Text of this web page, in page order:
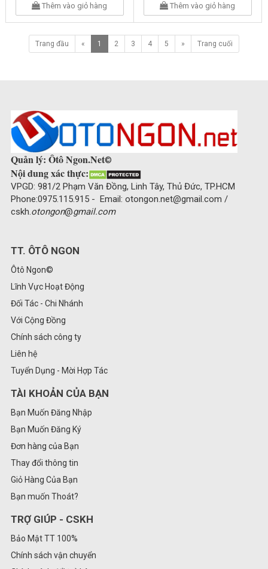
Thêm vào giỏ hàng Thêm vào giỏ hàng
Trang đầu « 1 2 3 4 5 » Trang cuối
Quản lý: Ôtô Ngon.Net©
Nội dung xác thực:
VPGD: 981/2 Phạm Văn Đồng, Linh Tây, Thủ Đức, TP.HCM
Phone:0975.115.915 - Email: otongon.net@gmail.com /
cskh.otongon@gmail.com
TT. ÔTÔ NGON
Ôtô Ngon©
Lĩnh Vực Hoạt Động
Đối Tác - Chi Nhánh
Với Cộng Đồng
Chính sách công ty
Liên hệ
Tuyển Dụng - Mời Hợp Tác
TÀI KHOẢN CỦA BẠN
Bạn Muốn Đăng Nhập
Bạn Muốn Đăng Ký
Đơn hàng của Bạn
Thay đổi thông tin
Giỏ Hàng Của Bạn
Bạn muốn Thoát?
TRỢ GIÚP - CSKH
Bảo Mật TT 100%
Chính sách vận chuyển